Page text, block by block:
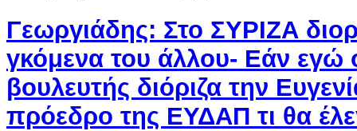
Γεωργιάδης: Στο ΣΥΡΙΖΑ
γκόμενα του άλλου- Εάν εγώ
βουλευτής διόριζα την
πρόεδρο της ΕΥΔΑΠ τι θα